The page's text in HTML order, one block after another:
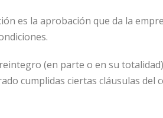
es la aprobación que da la
(en parte o en su
cumplidas ciertas cláusulas del